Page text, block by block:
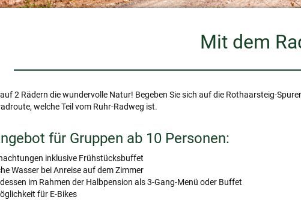
Mit dem
2 Rädern die wundervolle Natur! Begeben Sie sich auf die Rothaarsteig-
welche Teil vom Ruhr-Radweg ist.
für Gruppen ab 10 Personen:
inklusive Frühstücksbuffet
Wasser bei Anreise auf dem Zimmer
im Rahmen der Halbpension als 3-Gang-Menü oder Buffet
für E-Bikes